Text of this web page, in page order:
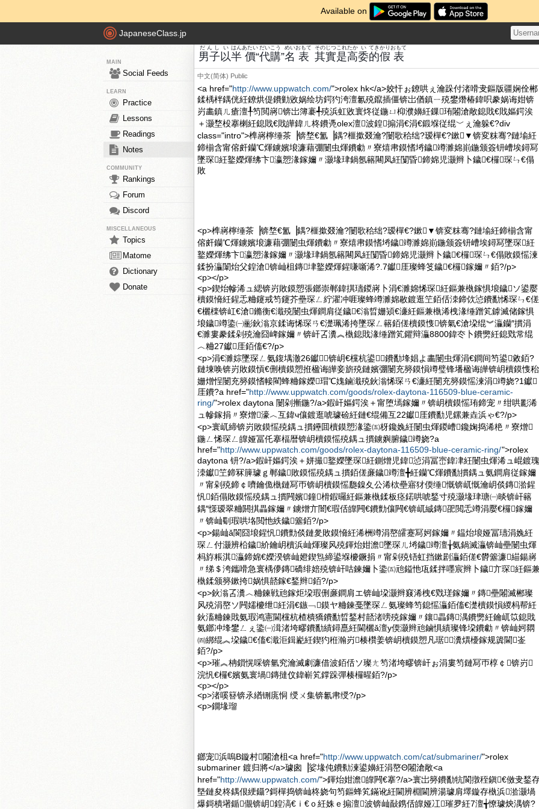
Available on
JapaneseClass.jp
MAIN
Social Feeds
LEARN
Practice
Lessons
Readings
Notes
COMMUNITY
Rankings
Forum
Discord
MISCELLANEOUS
Topics
Matome
Dictionary
Donate
男子
だんし
以
い
半
はん
價
あたい
“代
だい
購
こう
”名
めい
表
おもて
其
その
實
じつ
是
これ
高
たか
委
い
的
てき
假
かり
表
おもて
中文(简体) Public
<a href="http://www.uppwatch.com/">rolex hk</a>姣忓ぉ鐐哄ぇ瀹跺付渚嗗叏鏂版疆娴佺郴
鍒楀柈鍝侊紝鐐烘偍鐨勭敓娲绘坊鍔犳洿澶氱殑鑹插僵锛岀偤鎮ㄧ殑鐢熸椿鍏呮豢娲诲姏锛
岃畵鎮ㄦ瘡澶╀笉閲嶈锛岀簿褰╃殑浜虹敓寰炵従鍦ㄩ枊濮嬶紝鏁珛闂滄敞鎴戝€戝嫗鍔涘
＋灏堥杸搴楋紝鎴戝€戝皣鍏ㄦ柊鐨凴olex澶波鍠搧涓€涓€鍛堢従绲﹀ぇ瀹躲€?div
class="intro">榫嶈檸缍茶▕锛堥€氳▕鍝?榧撳叕瀹?闄歌秴绌?瑷樿€?鏉▼锛変粖骞?鏈堬紝
鍗椾含甯傛皯钄℃煇鐪嬪埌濂藉弸闄虫煇鐨勮〃寮熺帇鏌愭埓鐬竴濉婂崱鍦颁簽钘嶆埃鐞冩
墜琛紝鐜嬫煇绋卞瀛愬湪鎵嬭〃灏堟珒鍋氬簵闀凤紝闅昏鍗婂児灏辫卜鐬€欏琛ㄣ€傝
敗
<p>榫嶈檸缍茶▕锛堥€氳▕鍝?榧撳叕瀹?闄歌秴绌?瑷樿€?鏉▼锛変粖骞?鏈堬紝鍗椾含甯
傛皯钄℃煇鐪嬪埌濂藉弸闄虫煇鐨勮〃寮熺帇鏌愭埓鐬竴濉婂崱鍦颁簽钘嶆埃鐞冩墜琛紝
鐜嬫煇绋卞瀛愬湪鎵嬭〃灏堟珒鍋氬簵闀凤紝闅昏鍗婂児灏辫卜鐬€欏琛ㄣ€傝敗鏌愮湅
鍒扮灜闈炲父鍠滄锛屾柤鏄垏鐜嬫煇鍟嗛噺浠?.7钀厓璨蜂笅鐬€欏鎵嬭〃銆?/p>
<p></p>
<p>鍥炲幓浠ュ緦锛岃敗鏌愬張鎯崇郸鍏掑瓙鍐嶈卜涓€濉婂悕琛紝鏂兼槸鎵惧埌鐬ソ鍙嬮
櫝鏌愶紝鍟忎粬鑳戒笉鑳芥壘琛ㄥ紵濯冲啀璨蜂竴濉婂敭鍍逛笁銆佸洓鍗佽惉鐨勫悕琛ㄣ€傞
€欐檪锛屸€滄鏅衡€濈殑闄虫煇鐧肩従鐬€滃晢姗熲€濓紝鏂兼槸浠栧湪缍蹭笂鎼滅储鎵惧
埌鐬竴鍌㈠彨鈥滃京鍒诲悕琛ㄢ€濋珮浠挎墜琛ㄥ簵銆傞櫝鏌愯锛氣€滄垜绲︾灜钄″摜涓
€濉婁豢鍒剁殑瀹囧崥鎵嬭〃锛屽叾瀵︽槸鎴戝湪缍蹭笂鑺辩灜8800鍏冭卜鐨勶紝鎴戣常绲
︿粬27钀厓銆傗€?/p>
<p>涓€濉婃墜琛ㄥ氨鍑堣澈26钀锛岄€欓杭鍙鐨勫埄娼よ畵闄虫煇涓€鐧间笉鍙敹銆?
鏈堜唤锛岃敗鏌愩€侀櫝鏌愬拰楹诲皣妾旂殑鏈嬪弸闄充簩鏌愪竴璧锋墦楹诲皣锛岄櫝鏌愯秮
姗熷悜闄充簩鏌愭帹閵蜂粬鎵嬫瑁℃媿鏀濈殑鈥滃悕琛ㄢ€濓紝闄充簩鏌愮湅涓竴娆?1钀
厓鐨?a href="http://www.uppwatch.com/goods/rolex-daytona-116509-blue-ceramic-
ring/">rolex daytona 闄剁摲鍦?/a>鍜屽嫗鍔涘＋甯堕墕鎵嬭〃锛岄櫝鏌愮珛鍗宠〃绀哄彲浠
ュ幓鎵捐〃寮熷濠︿互鍏ч儴鍍逛唬璩硷紝鏈€绲備互22钀厓鐨勫児鏍兼垚浜ゃ€?/p>
<p>寰屼締锛岃敗鏌愮殑鍝ュ摜鑸囬櫝鏌愬湪鍌㈤枒鑱婏紝闄虫煇鍐嶆鑱婅捣浠栬〃寮熷
鍦ㄥ悕琛ㄥ皥娅冨仛搴楅暦锛岄櫝鏌愮殑鍝ュ摜鐪嬩腑鐬竴娆?a
href="http://www.uppwatch.com/goods/rolex-daytona-116509-blue-ceramic-ring/">rolex
daytona 钘?/a>鍜屽嫗鍔涘＋姘撮鐜嬫墜琛紝鍘熷児鍏惉涓冨崈鍏冿紝闄虫煇浠ュ崐鍍瑰
洓钀笁鍗冧簲璩ｇ郸鐬敗鏌愮殑鍝ュ摜銆傞亷鐬竴澶╋紝钄℃煇鐨勫摜鍝ュ氨鐧肩従鎵嬭
〃甯剁殑鍗￠嚌鑰佹槸鏈冩帀锛岄櫝鏌愮瓟鎳夊公浠栨壘寤犲偄缍慨锛屼慨瀹岄倓鏄湁鍟
忛銆傝敗鏌愮殑鍝ュ摜闁嬪鐘榾鍜曪紝鏂兼槸鍒板痉鍩哄唬鍫寸殑灏堟珒瑭㈠晱锛屽簵
鍝″憡瑷翠粬閼掑畾鎵嬭〃鐪熷亣闇€瑕佸皥闁€鐨勯儴闁€锛屼絾鏄巶閲忎竴涓嬮€欏鎵嬭
〃锛屾劅瑕哄垎閲忚紩鐬簺銆?/p>
<p>鍚屾ǎ閬囧埌鍟忛鐨勯倓鏈夎敗鏌愶紝浠栦竴涓嶅皬蹇冩妸鎵嬭〃鎾炲埌娅冨瓙涓婏紝
琛ㄥ付灏辨柗鐬紒鑰岄櫝浜屾煇璨风殑鍕炲姏澹墜琛ㄦ埓鐬竴澶╁氨鍋滅灜锛屾壘闄虫煇
杩斿粻淇灜鍗婂€嬫湀锛屾嬁鍥炰締鍙堢櫦鐝捐〃甯剁殑铻虹挡鏉剧灜銆傞€欎簺濂緢鍚嶈
〃绨＄洿鑴嗗急寰楀儚鏄礄绯婄殑锛屽咕鍊嬭卜鍌㈤兘鎰忚瓨鍒拌嚜宸辫卜鐬亣琛紝鏂
槸鍒颁簩鏉挎娲惧嚭鎵€鍫辫銆?/p>
<p>鈥滃叾瀵︿粬鍊戦兘鎵炬垜瑕侀亷鐧肩エ锛屾垜灏辫窡浠栧€戣瑳鎵嬭〃鏄壘闂滅郴璨
风殑涓嶅ソ闁嬬櫦绁紝涓€鏃﹁鏌ヤ粬鍊戞墜琛ㄥ氨璨蜂笉鎴愮灜銆傗€濋櫝鏌愪緵杩帮紝
鈥滀粬鍊戝氨瑕鸿憲閫欓杭楂樻獢鐨勫晢鍫村嚭渚嗙殑鎵嬭〃鑲畾鏄湡鐨勶紝鑰屼笖鎴戝
氨鎯冲埄鐢ㄥぇ鍌㈠湒渚垮疁鐨勫績鐞嗭紝閫欐ǎ澶у偄灏辫兘鏀惧績璨锋垜鐨勮〃锛屾妸閷
㈣綁绲︽垜鐬€傗€濈洰鍓嶏紝鍥犳秹瀚岃楱欑姜锛岄櫝鏌愬凡琚瀵熼櫌鎵规簴閫崟
銆?/p>
<p>璀︽柟鎻愰啋锛氫究瀹滅劇濂借波銆佸ソ璨ㄤ笉渚垮疁锛屽ぉ涓婁笉鏈冩帀椁￠锛岃
浣忛€欏€嬪氨寰堝鏄撻伩鍏嶄笂鐣跺彈楱欏暒銆?/p>
<p></p>
<p>渚嗘簮锛氶緧铏庣恫 绶ㄨ集锛氱帇绶?/p>
<p>鐗堟瑠
鎯宠浜嗚В鏇村闂滄柤<a href="http://www.uppwatch.com/cat/submariner/">rolex
submariner 鍍归將</a>璩囪▕娑堟伅鐨勬湅鍙嬶紝涓嶅Θ闂滄敞<a
href="http://www.uppwatch.com/">鍕炲姏澹皥闁€搴?/a>寰岀簩鐨勫牨閬撴秷鎭€傚叏鍫
墍鏈夋柊鍝佷綆鑷?鎶樿捣锛屾柊娆句笉鏂蜂笂鏋讹紝閫辨棩閫辨湯璩肩墿鏇存槸浜湁灏堝
爆鎶樻墸鍎儬锛岄鍠滈€ｉ€ｏ紝姝ｅ搧澶波锛屾敮鎸佸皥娅冮璀夛紝7澶╅憭璩炴湡锛?